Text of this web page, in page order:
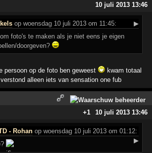
10 juli 2013 13:46
op woensdag 10 juli 2013 om 11:45:
▶
foto's te maken als je niet eens je eigen
doorgeven?
persoon op de foto ben geweest
kwam totaal
alleen iets van sensation one fub
+1
10 juli 2013 13:46
- Rohan op woensdag 10 juli 2013 om 01:12:
▶